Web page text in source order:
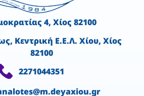
4, Χίος 82100
Κεντρική Ε.Ε.Λ. Χίου, Χίος
82100
2271044351